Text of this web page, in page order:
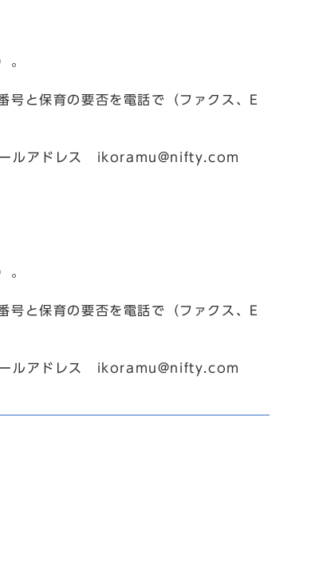
。
号と保育の要否を電話で（ファクス、E
ルアドレス ikoramu@nifty.com
。
号と保育の要否を電話で（ファクス、E
ルアドレス ikoramu@nifty.com